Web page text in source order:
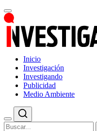
Inicio
Investigación
Investigando
Publicidad
Medio Ambiente